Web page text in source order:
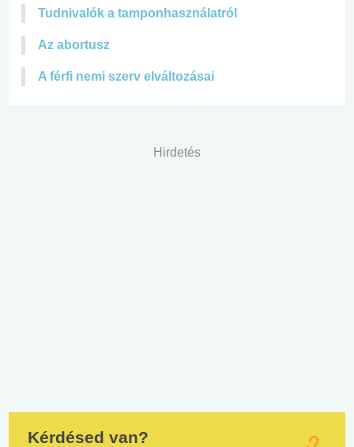
Tudnivalók a tamponhasználatról
Az abortusz
A férfi nemi szerv elváltozásai
Hirdetés
Kérdésed van?